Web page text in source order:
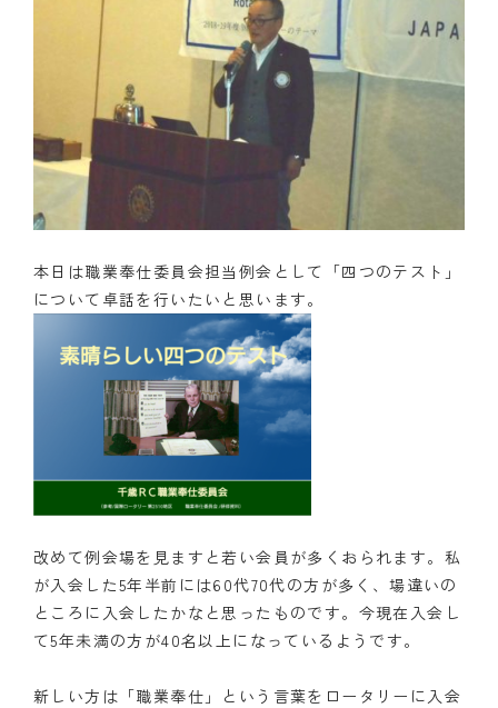
本日は職業奉仕委員会担当例会として「四つのテスト」
について卓話を行いたいと思います。
改めて例会場を見ますと若い会員が多くおられます。私
が入会した5年半前には60代70代の方が多く、場違いの
ところに入会したかなと思ったものです。今現在入会し
て5年未満の方が40名以上になっているようです。
新しい方は「職業奉仕」という言葉をロータリーに入会